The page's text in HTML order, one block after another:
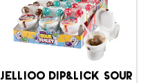
Jellioo Dip&Lick Sour